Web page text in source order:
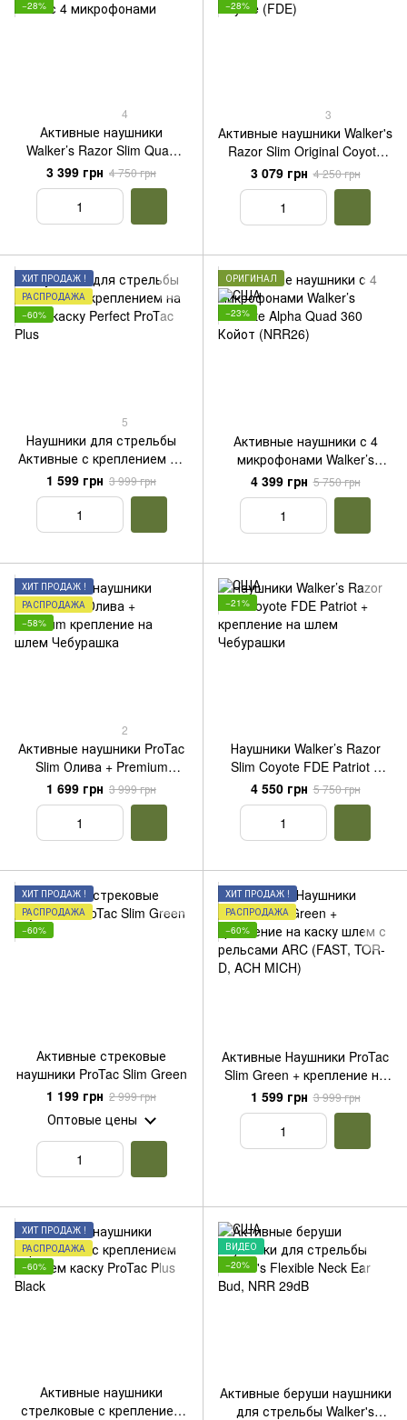
−28%
4
Активные наушники
Walker’s Razor Slim Quad
Black с 4 микрофонами
3 399 грн 4 750 грн
−28%
3
Активные наушники Walker's
Razor Slim Original Coyote
(FDE)
3 079 грн 4 250 грн
ХИТ ПРОДАЖ !
РАСПРОДАЖА
−60%
5
Наушники для стрельбы
Активные с креплением на
шлем каску Perfect ProTac
Plus
1 599 грн 3 999 грн
ОРИГИНАЛ
−23%
Активные наушники с 4
микрофонами Walker’s
Ultimate Alpha Quad 360
Койот (NRR26)
4 399 грн 5 750 грн
ХИТ ПРОДАЖ !
РАСПРОДАЖА
−58%
2
Активные наушники ProTac
Slim Олива + Premium
крепление на шлем
Чебурашка
1 699 грн 3 999 грн
−21%
Наушники Walker’s Razor
Slim Coyote FDE Patriot +
крепление на шлем
Чебурашки
4 550 грн 5 750 грн
ХИТ ПРОДАЖ !
РАСПРОДАЖА
−60%
Активные стрековые
наушники ProTac Slim Green
1 199 грн 2 999 грн
Оптовые цены
ХИТ ПРОДАЖ !
РАСПРОДАЖА
−60%
Активные Наушники ProTac
Slim Green + крепление на
каску шлем с рельсами
ARC (FAST, TOR-D, ACH
1 599 грн 3 999 грн
ХИТ ПРОДАЖ !
РАСПРОДАЖА
−60%
Активные наушники
стрелковые с креплением
ВИДЕО
−20%
Активные беруши наушники
для стрельбы Walker's